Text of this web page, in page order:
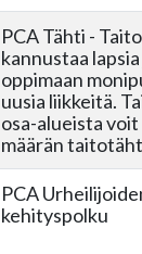
PCA Tähti -
kannustaa
oppimaan
uusia liikkeitä.
osa-alueista
määrän
PCA
kehityspolku